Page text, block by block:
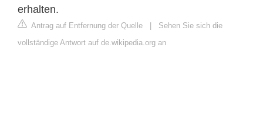
erhalten.
Antrag auf Entfernung der Quelle | Sehen Sie sich die
vollständige Antwort auf de.wikipedia.org an